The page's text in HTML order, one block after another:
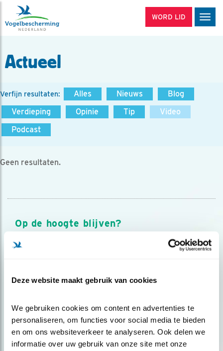
Deze website maakt gebruik van cookies
We gebruiken cookies om content en advertenties te
personaliseren, om functies voor social media te bieden
en om ons websiteverkeer te analyseren. Ook delen we
informatie over uw gebruik van onze site met onze
WORD LID
Actueel
Verfijn resultaten: Alles Nieuws
Blog
Verdieping
Opinie Tip
Video
Podcast
Geen resultaten.
Op de hoogte blijven?
Meld je aan en ontvang nieuws, inspiratie, acties en tips
over vogels en activiteiten van Vogelbescherming.